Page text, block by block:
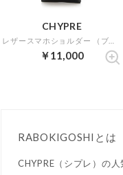
CHYPRE
￥11,000
RABOKIGOSHIとは
CHYPRE（シプレ）の